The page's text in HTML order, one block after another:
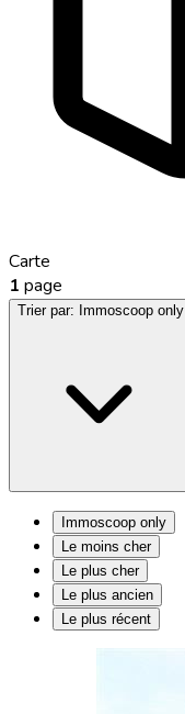
Carte
1 page
Trier par: Immoscoop only
Immoscoop only
Le moins cher
Le plus cher
Le plus ancien
Le plus récent